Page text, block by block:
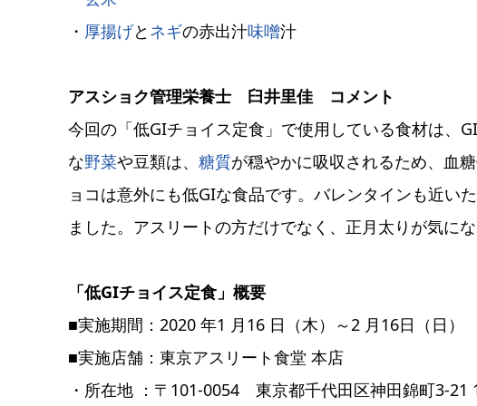
・ 厚揚げと ネギの赤出汁味噌汁
アスショク管理栄養士 臼井里佳 コメント
今回の「低GIチョイス定食」で使用している食材は、
な野菜や豆類は、 糖質が穏やかに吸収されるため、血
ョコは意外にも低GIな食品です。バレンタインも近い
ました。アスリートの方だけでなく、正月太りが気に
「低GIチョイス定食」概要
■実施期間：2020 年1 月16 日（木）～2 月16日（日）
■実施店舗：東京アスリート食堂 本店
・所在地 ：〒101-0054 東京都千代田区神田錦町3-21